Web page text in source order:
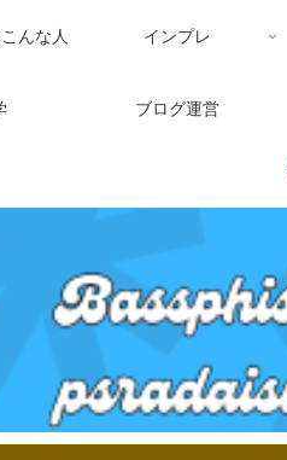
んな人 インプレ
ブログ運営